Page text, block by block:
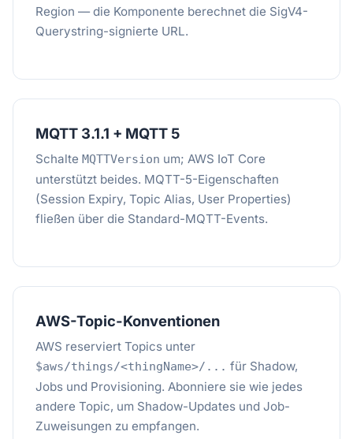
Region — die Komponente berechnet die SigV4-
Querystring-signierte URL.
MQTT 3.1.1 + MQTT 5
Schalte MQTTVersion um; AWS IoT Core
unterstützt beides. MQTT-5-Eigenschaften
(Session Expiry, Topic Alias, User Properties)
fließen über die Standard-MQTT-Events.
AWS-Topic-Konventionen
AWS reserviert Topics unter
$aws/things/<thingName>/... für Shadow,
Jobs und Provisioning. Abonniere sie wie jedes
andere Topic, um Shadow-Updates und Job-
Zuweisungen zu empfangen.